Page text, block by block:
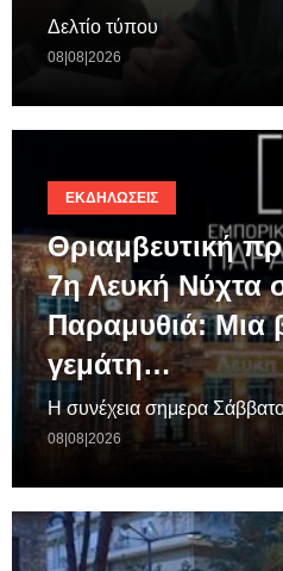
Δελτίο τύπου
08|08|2026
ΕΚΔΗΛΏΣΕΙΣ
Θριαμβευτική
7η Λευκή Νύχτα
Παραμυθιά: Μια
γεμάτη…
Η συνέχεια σημερα
08|08|2026